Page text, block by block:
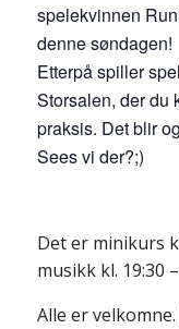
spelekvinnen
denne søndagen!
Etterpå spiller
Storsalen, der du
praksis. Det blir
Sees vi der?;)
Det er minikurs
musikk kl. 19:30
Alle er